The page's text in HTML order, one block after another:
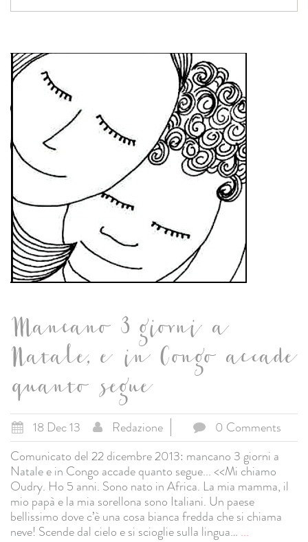
Mancano 3 giorni a
Natale, e in Congo accade
quanto segue
18 Dec 13 Redazione
0 Comments
Comunicato del 22 dicembre 2013: mancano 3 giorni a
Natale e in Congo accade quanto segue... <<Mi chiamo
Oudry. Ho 5 anni. Sono nato in Africa. La mia mamma, il
mio papà e la mia sorellona sono Italiani. Un paese
bellissimo dove c’è una cosa bianca fredda che si chiama
neve! Scende dal cielo e si scioglie sulla lingua… ...